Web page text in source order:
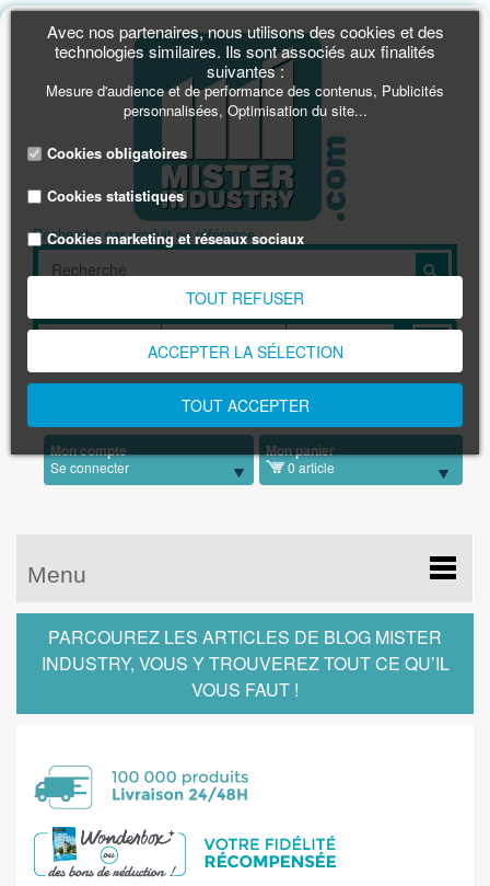
Recherche par produit ou référence :
Rechercher par dimension en mm :
Une info, une commande
0891 03 1001 (0,23€/min)
Mon panier
0 article
Mon compte
Se connecter
Menu
PARCOUREZ LES ARTICLES DE BLOG MISTER
INDUSTRY, VOUS Y TROUVEREZ TOUT CE QU’IL
VOUS FAUT !
Avec nos partenaires, nous utilisons des cookies et des
technologies similaires. Ils sont associés aux finalités
suivantes :
Mesure d'audience et de performance des contenus, Publicités
personnalisées, Optimisation du site...
Cookies obligatoires
Cookies statistiques
Cookies marketing et réseaux sociaux
TOUT REFUSER
ACCEPTER LA SÉLECTION
TOUT ACCEPTER